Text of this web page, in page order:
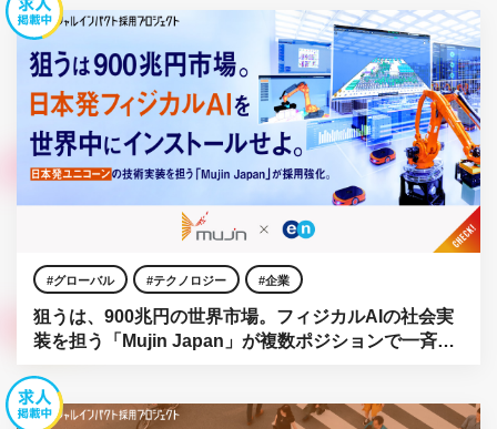
グローバル テクノロジー 企業
狙うは、900兆円の世界市場。フィジカルAIの社会実
装を担う「Mujin Japan」が複数ポジションで一斉公